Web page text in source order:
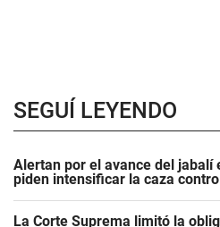
SEGUÍ LEYENDO
Alertan por el avance del jabalí
piden intensificar la caza
La Corte Suprema limitó la